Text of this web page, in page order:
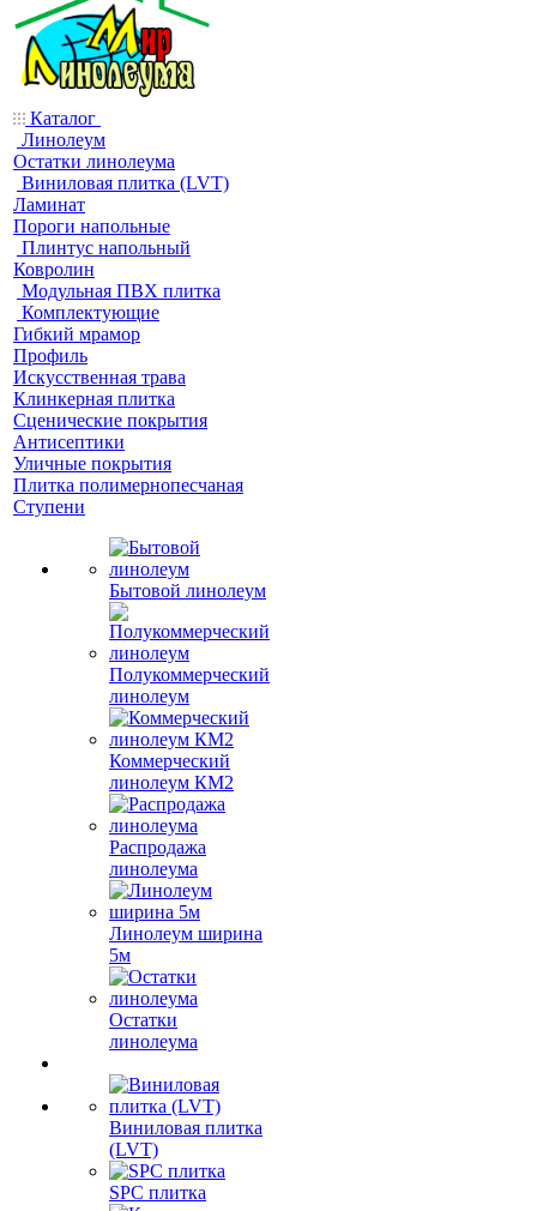
Каталог
Линолеум
Остатки линолеума
Виниловая плитка (LVT)
Ламинат
Пороги напольные
Плинтус напольный
Ковролин
Модульная ПВХ плитка
Комплектующие
Гибкий мрамор
Профиль
Искусственная трава
Клинкерная плитка
Сценические покрытия
Антисептики
Уличные покрытия
Плитка полимернопесчаная
Ступени
Бытовой линолеум
Полукоммерческий
линолеум
Коммерческий
линолеум КМ2
Распродажа
линолеума
Линолеум ширина
5м
Остатки
линолеума
Виниловая плитка
(LVT)
SPC плитка